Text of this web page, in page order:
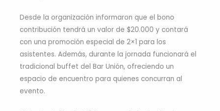
Desde la organización informaron que el bono
contribución tendrá un valor de $20.000 y contará
con una promoción especial de 2×1 para los
asistentes. Además, durante la jornada funcionará el
tradicional buffet del Bar Unión, ofreciendo un
espacio de encuentro para quienes concurran al
evento.